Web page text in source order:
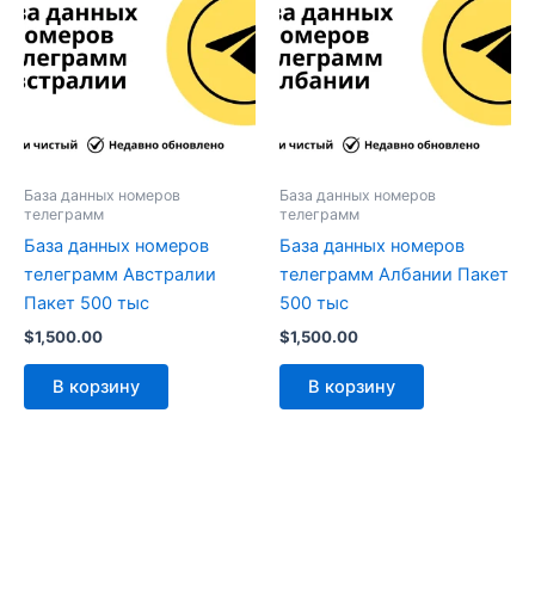
База данных номеров
телеграмм
База данных номеров
телеграмм Австралии
Пакет 500 тыс
$1,500.00
В корзину
База данных номеров
телеграмм
База данных номеров
телеграмм Албании Пакет
500 тыс
$1,500.00
В корзину